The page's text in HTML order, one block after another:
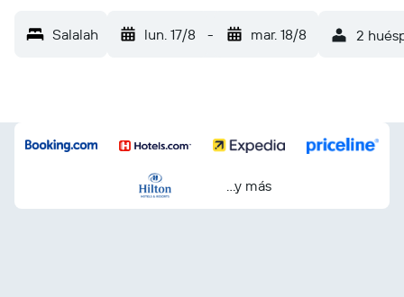
Salalah lun. 17/8 - mar. 18/8 2
...y más